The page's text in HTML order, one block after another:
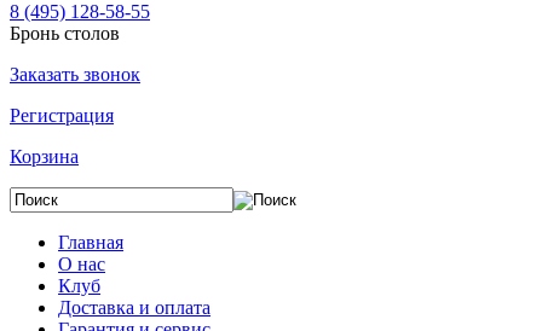
8 (495) 128-58-55
Бронь столов
Заказать звонок
Регистрация
Корзина
Главная
О нас
Клуб
Доставка и оплата